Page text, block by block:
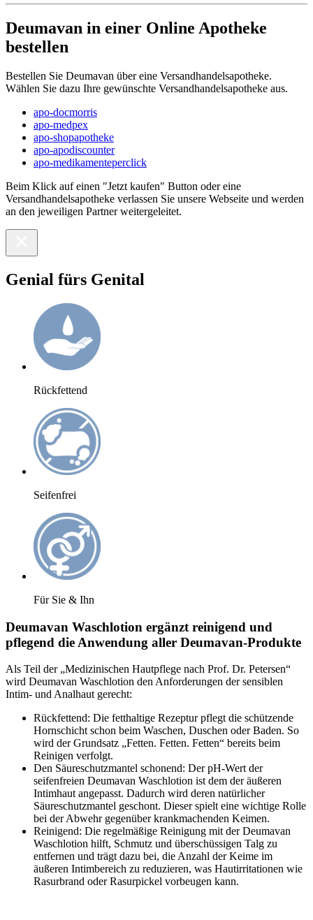
Deumavan in einer Online Apotheke
bestellen
Bestellen Sie Deumavan über eine Versandhandelsapotheke.
Wählen Sie dazu Ihre gewünschte Versandhandelsapotheke aus.
apo-docmorris
apo-medpex
apo-shopapotheke
apo-apodiscounter
apo-medikamenteperclick
Beim Klick auf einen "Jetzt kaufen" Button oder eine
Versandhandelsapotheke verlassen Sie unsere Webseite und werden
an den jeweiligen Partner weitergeleitet.
Genial fürs Genital
Rückfettend
Seifenfrei
Für Sie & Ihn
Deumavan Waschlotion ergänzt reinigend und
pflegend die Anwendung aller Deumavan-Produkte
Als Teil der „Medizinischen Hautpflege nach Prof. Dr. Petersen“
wird Deumavan Waschlotion den Anforderungen der sensiblen
Intim- und Analhaut gerecht:
Rückfettend: Die fetthaltige Rezeptur pflegt die schützende
Hornschicht schon beim Waschen, Duschen oder Baden. So
wird der Grundsatz „Fetten. Fetten. Fetten“ bereits beim
Reinigen verfolgt.
Den Säureschutzmantel schonend: Der pH-Wert der
seifenfreien Deumavan Waschlotion ist dem der äußeren
Intimhaut angepasst. Dadurch wird deren natürlicher
Säureschutzmantel geschont. Dieser spielt eine wichtige Rolle
bei der Abwehr gegenüber krankmachenden Keimen.
Reinigend: Die regelmäßige Reinigung mit der Deumavan
Waschlotion hilft, Schmutz und überschüssigen Talg zu
entfernen und trägt dazu bei, die Anzahl der Keime im
äußeren Intimbereich zu reduzieren, was Hautirritationen wie
Rasurbrand oder Rasurpickel vorbeugen kann.